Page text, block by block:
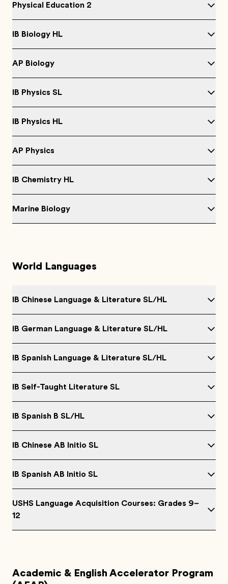
Physical Education 2
IB Biology HL
AP Biology
IB Physics SL
IB Physics HL
AP Physics
IB Chemistry HL
Marine Biology
World Languages
IB Chinese Language & Literature SL/HL
IB German Language & Literature SL/HL
IB Spanish Language & Literature SL/HL
IB Self-Taught Literature SL
IB Spanish B SL/HL
IB Chinese AB Initio SL
IB Spanish AB Initio SL
USHS Language Acquisition Courses: Grades 9–
12
Academic & English Accelerator Program